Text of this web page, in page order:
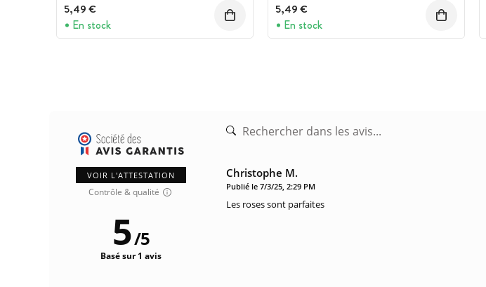
5,49 €
En stock
5,49 €
En stock
VOIR L'ATTESTATION
Contrôle & qualité
5/5
Basé sur 1 avis
Christophe M.
Publié le 7/3/25, 2:29 PM
Les roses sont parfaites